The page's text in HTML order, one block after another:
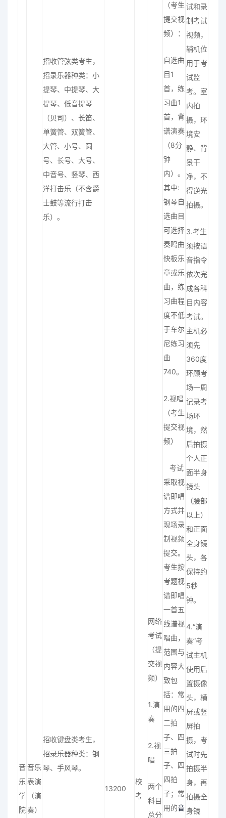
音
乐
学
院
音乐
表演
（演
奏）
招收管弦类考生，
招录乐器种类：小
提琴、中提琴、大
提琴、低音提琴
（贝司）、长笛、
单簧管、双簧管、
大管、小号、圆
号、长号、大号、
中音号、竖琴、西
洋打击乐（不含爵
士鼓等流行打击
乐）。
13200
校
考
网络
考试
（提
交视
频）
1.演
奏
2.视
唱
两个
科目
总分
（考生
提交视
频）：
自选曲
目1
首，练
习曲1
首，背
谱演奏
（8分
钟
内）。
其中:
钢琴自
选曲目
可选择
奏鸣曲
快板乐
章或乐
曲，练
习曲程
度不低
于车尔
尼练习
曲
740。
2.视唱
（考生
提交视
频）
考试
采取视
谱即唱
方式并
现场录
制视频
提交。
考生按
考题视
谱即唱
一首五
线谱视
唱曲，
范围与
内容大
致包
括：常
用的四
二拍
子、四
三拍
子、四
四拍
子；常
用的音
试和录
制考试
视频，
辅机位
用于考
试监
考。室
内拍
摄，环
境安
静、背
景干
净，不
得逆光
拍摄。
3.考生
须按语
音指令
依次完
成各科
目内容
考试。
主机必
须先
360度
环顾考
场一周
记录考
场环
境，然
后拍摄
个人正
面半身
镜头
（腰部
以上）
和正面
全身镜
头， 各
保持约
5秒
钟。
4.“演
奏”考
试主机
使用后
置摄像
头，横
屏或竖
屏拍
摄，考
试时先
拍摄半
身，再
拍摄全
身镜
招收键盘类考生，
招录乐器种类：钢
琴、手风琴。